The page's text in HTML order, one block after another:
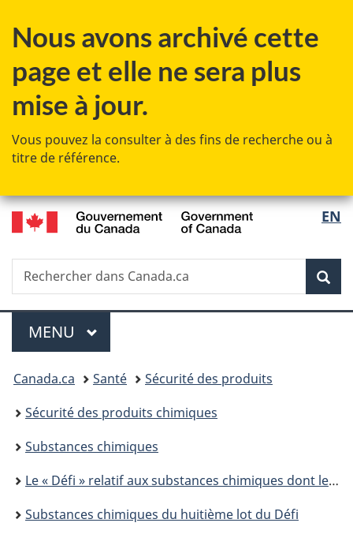
au
principal
à
Au
»
au
de
à
version
Nous avons archivé cette
page et elle ne sera plus
mise à jour.
Vous pouvez la consulter à des fins de recherche ou à
titre de référence.
de
la
EN
Recherche
Rechercher
dans
Menu
MENU PRINCIPAL
Vous
êtes
ici :
Canada.ca Santé
Sécurité des produits
Sécurité des produits chimiques
Substances chimiques
Le « Défi » relatif aux substances chimiques dont le suivi est de priorité élevée
Substances chimiques du huitième lot du Défi